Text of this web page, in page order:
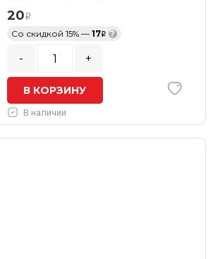
20
Со скидкой 15% — 17 ?
- +
В КОРЗИНУ
В наличии